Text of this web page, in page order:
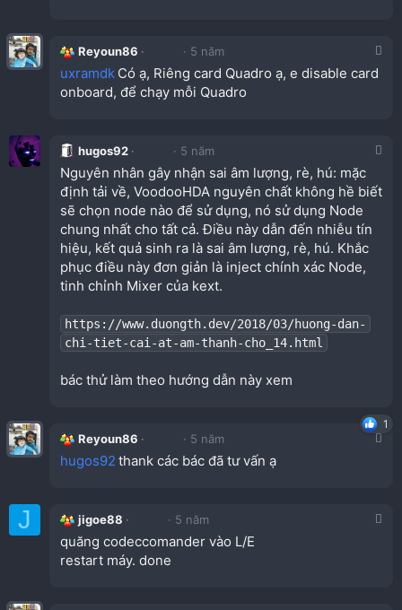
Reyoun86 5 năm
uxramdk Có ạ, Riêng card Quadro ạ, e disable card
onboard, để chạy mỗi Quadro
hugos92 5 năm
Nguyên nhân gây nhận sai âm lượng, rè, hú: mặc
định tải về, VoodooHDA nguyên chất không hề biết
sẽ chọn node nào để sử dụng, nó sử dụng Node
chung nhất cho tất cả. Điều này dẫn đến nhiễu tín
hiệu, kết quả sinh ra là sai âm lượng, rè, hú. Khắc
phục điều này đơn giản là inject chính xác Node,
tinh chỉnh Mixer của kext.
https://www.duongth.dev/2018/03/huong-dan-
chi-tiet-cai-at-am-thanh-cho_14.html
bác thử làm theo hướng dẫn này xem
1
Reyoun86 5 năm
hugos92 thank các bác đã tư vấn ạ
J jigoe88 5 năm
quăng codeccomander vào L/E
restart máy. done